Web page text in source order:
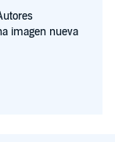
imagen nueva